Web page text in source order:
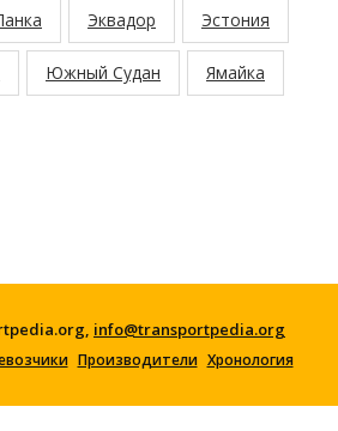
Эквадор Эстония
Южный Судан Ямайка
info@transportpedia.org
Производители Хронология